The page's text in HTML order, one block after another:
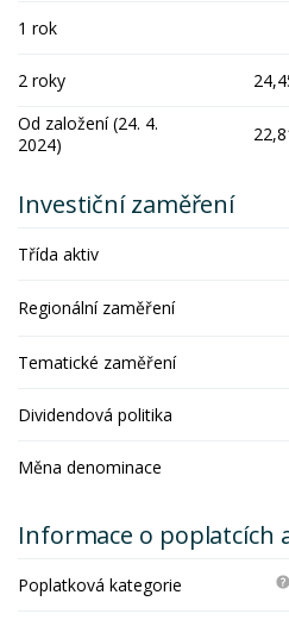
1 rok
2 roky
Od založení (24. 4.
2024)
Investiční zaměření
Třída aktiv
Regionální zaměření
Tematické zaměření
Dividendová politika
Měna denominace
Informace o poplatcích
Poplatková kategorie